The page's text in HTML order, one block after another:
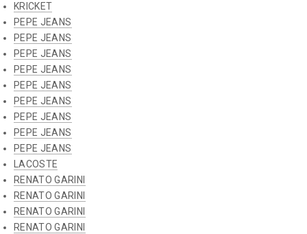
KRICKET
PEPE JEANS
PEPE JEANS
PEPE JEANS
PEPE JEANS
PEPE JEANS
PEPE JEANS
PEPE JEANS
PEPE JEANS
PEPE JEANS
LACOSTE
RENATO GARINI
RENATO GARINI
RENATO GARINI
RENATO GARINI